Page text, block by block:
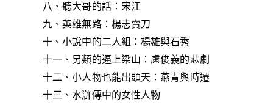
八、聽大哥的話：宋江
九、英雄無路：楊志賣刀
十、小說中的二人組：楊雄與石秀
十一、另類的逼上梁山：盧俊義的悲劇
十二、小人物也能出頭天：燕青與時遷
十三、水滸傳中的女性人物